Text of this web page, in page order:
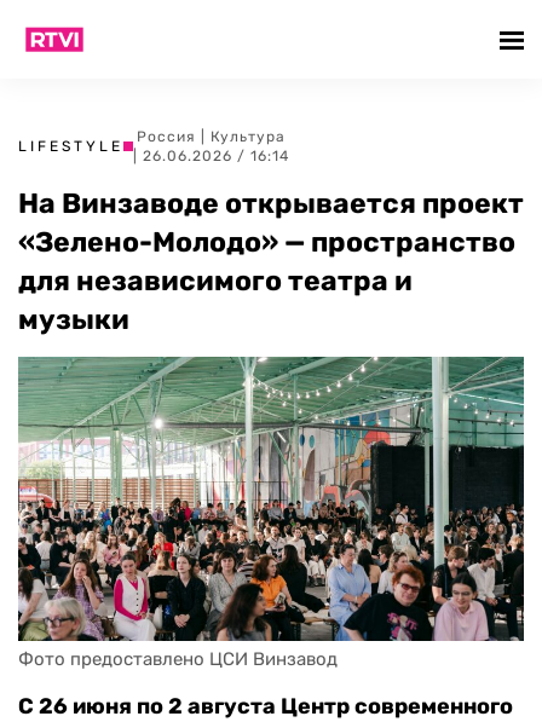
LIFESTYLE
Россия
Культура
| 26.06.2026 / 16:14
На Винзаводе открывается проект
«Зелено-Молодо» — пространство
для независимого театра и
музыки
Фото предоставлено ЦСИ Винзавод
С 26 июня по 2 августа Центр современного